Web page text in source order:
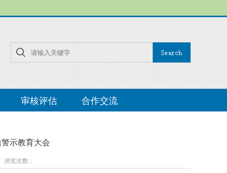
审核评估 合作交流
示教育大会
览次数：